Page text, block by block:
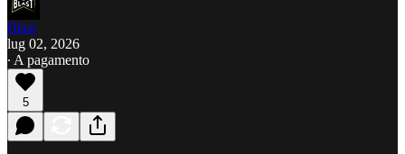
Blast
lug 02, 2026
∙ A pagamento
5